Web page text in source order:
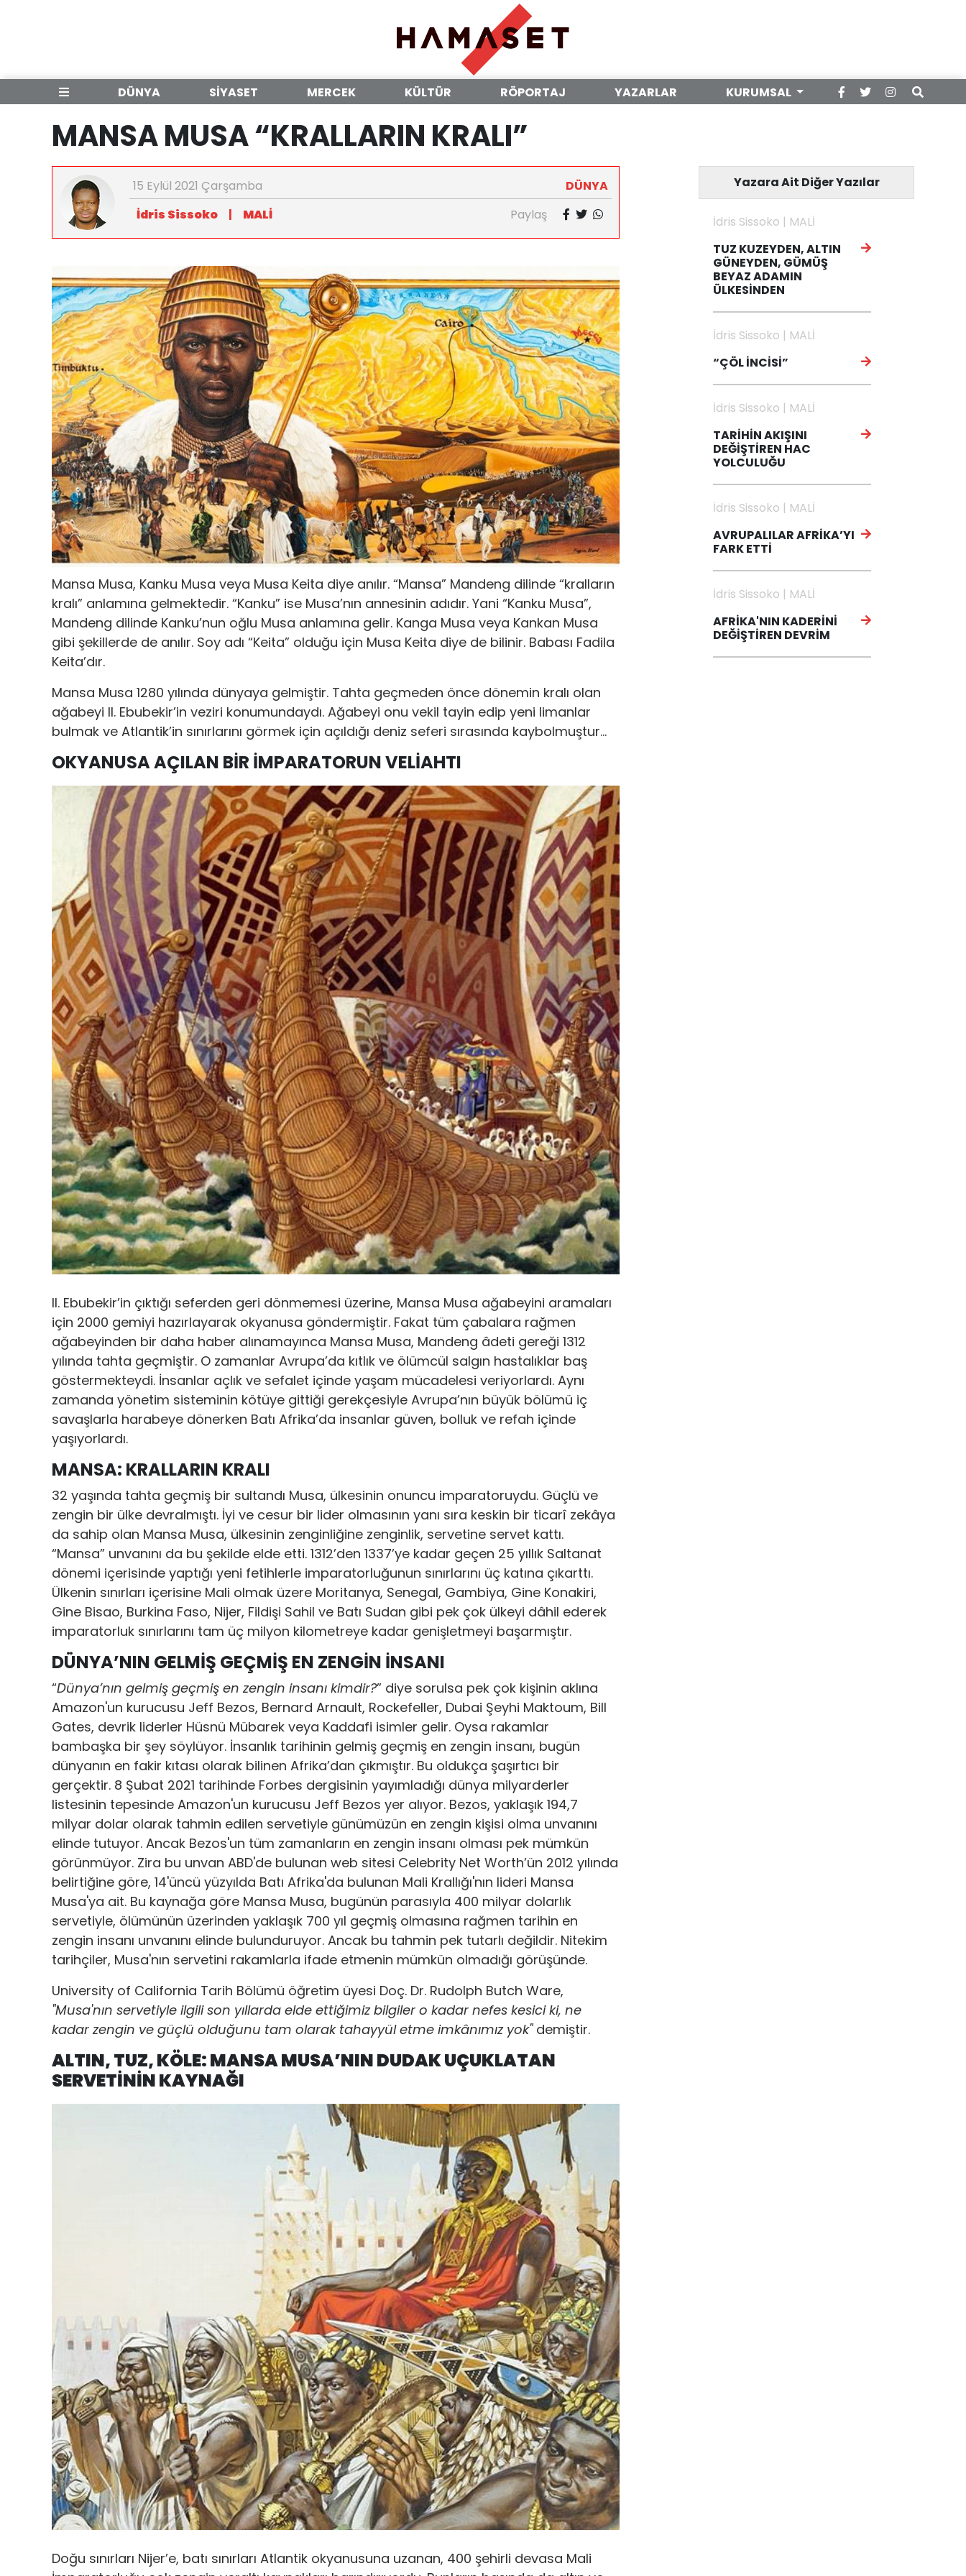
DÜNYA SİYASET MERCEK KÜLTÜR RÖPORTAJ YAZARLAR KURUMSAL
MANSA MUSA “KRALLARIN KRALI”
15 Eylül 2021 Çarşamba
DÜNYA
İdris Sissoko
| MALİ Paylaş
Mansa Musa, Kanku Musa veya Musa Keita diye anılır. “Mansa” Mandeng dilinde “kralların
kralı” anlamına gelmektedir. “Kanku” ise Musa’nın annesinin adıdır. Yani “Kanku Musa”,
Mandeng dilinde Kanku’nun oğlu Musa anlamına gelir. Kanga Musa veya Kankan Musa
gibi şekillerde de anılır. Soy adı “Keita” olduğu için Musa Keita diye de bilinir. Babası Fadila
Keita’dır.
Mansa Musa 1280 yılında dünyaya gelmiştir. Tahta geçmeden önce dönemin kralı olan
ağabeyi II. Ebubekir’in veziri konumundaydı. Ağabeyi onu vekil tayin edip yeni limanlar
bulmak ve Atlantik’in sınırlarını görmek için açıldığı deniz seferi sırasında kaybolmuştur...
OKYANUSA AÇILAN BİR İMPARATORUN VELİAHTI
II. Ebubekir’in çıktığı seferden geri dönmemesi üzerine, Mansa Musa ağabeyini aramaları
için 2000 gemiyi hazırlayarak okyanusa göndermiştir. Fakat tüm çabalara rağmen
ağabeyinden bir daha haber alınamayınca Mansa Musa, Mandeng âdeti gereği 1312
yılında tahta geçmiştir. O zamanlar Avrupa’da kıtlık ve ölümcül salgın hastalıklar baş
göstermekteydi. İnsanlar açlık ve sefalet içinde yaşam mücadelesi veriyorlardı. Aynı
zamanda yönetim sisteminin kötüye gittiği gerekçesiyle Avrupa’nın büyük bölümü iç
savaşlarla harabeye dönerken Batı Afrika’da insanlar güven, bolluk ve refah içinde
yaşıyorlardı.
MANSA: KRALLARIN KRALI
32 yaşında tahta geçmiş bir sultandı Musa, ülkesinin onuncu imparatoruydu. Güçlü ve
zengin bir ülke devralmıştı. İyi ve cesur bir lider olmasının yanı sıra keskin bir ticarî zekâya
da sahip olan Mansa Musa, ülkesinin zenginliğine zenginlik, servetine servet kattı.
“Mansa” unvanını da bu şekilde elde etti. 1312’den 1337’ye kadar geçen 25 yıllık Saltanat
dönemi içerisinde yaptığı yeni fetihlerle imparatorluğunun sınırlarını üç katına çıkarttı.
Ülkenin sınırları içerisine Mali olmak üzere Moritanya, Senegal, Gambiya, Gine Konakiri,
Gine Bisao, Burkina Faso, Nijer, Fildişi Sahil ve Batı Sudan gibi pek çok ülkeyi dâhil ederek
imparatorluk sınırlarını tam üç milyon kilometreye kadar genişletmeyi başarmıştır.
DÜNYA’NIN GELMİŞ GEÇMİŞ EN ZENGİN İNSANI
“Dünya’nın gelmiş geçmiş en zengin insanı kimdir?” diye sorulsa pek çok kişinin aklına
Amazon'un kurucusu Jeff Bezos, Bernard Arnault, Rockefeller, Dubai Şeyhi Maktoum, Bill
Gates, devrik liderler Hüsnü Mübarek veya Kaddafi isimler gelir. Oysa rakamlar
bambaşka bir şey söylüyor. İnsanlık tarihinin gelmiş geçmiş en zengin insanı, bugün
dünyanın en fakir kıtası olarak bilinen Afrika’dan çıkmıştır. Bu oldukça şaşırtıcı bir
gerçektir. 8 Şubat 2021 tarihinde Forbes dergisinin yayımladığı dünya milyarderler
listesinin tepesinde Amazon'un kurucusu Jeff Bezos yer alıyor. Bezos, yaklaşık 194,7
milyar dolar olarak tahmin edilen servetiyle günümüzün en zengin kişisi olma unvanını
elinde tutuyor. Ancak Bezos'un tüm zamanların en zengin insanı olması pek mümkün
görünmüyor. Zira bu unvan ABD'de bulunan web sitesi Celebrity Net Worth’ün 2012 yılında
belirtiğine göre, 14'üncü yüzyılda Batı Afrika'da bulunan Mali Krallığı'nın lideri Mansa
Musa'ya ait. Bu kaynağa göre Mansa Musa, bugünün parasıyla 400 milyar dolarlık
servetiyle, ölümünün üzerinden yaklaşık 700 yıl geçmiş olmasına rağmen tarihin en
zengin insanı unvanını elinde bulunduruyor. Ancak bu tahmin pek tutarlı değildir. Nitekim
tarihçiler, Musa'nın servetini rakamlarla ifade etmenin mümkün olmadığı görüşünde.
University of California Tarih Bölümü öğretim üyesi Doç. Dr. Rudolph Butch Ware,
"Musa'nın servetiyle ilgili son yıllarda elde ettiğimiz bilgiler o kadar nefes kesici ki, ne
kadar zengin ve güçlü olduğunu tam olarak tahayyül etme imkânımız yok" demiştir.
ALTIN, TUZ, KÖLE: MANSA MUSA’NIN DUDAK UÇUKLATAN
SERVETİNİN KAYNAĞI
Doğu sınırları Nijer’e, batı sınırları Atlantik okyanusuna uzanan, 400 şehirli devasa Mali
Yazara Ait Diğer Yazılar
İdris Sissoko | MALİ
TUZ KUZEYDEN, ALTIN
GÜNEYDEN, GÜMÜŞ
BEYAZ ADAMIN
ÜLKESİNDEN
İdris Sissoko | MALİ
“ÇÖL İNCİSİ”
İdris Sissoko | MALİ
TARİHİN AKIŞINI
DEĞİŞTİREN HAC
YOLCULUĞU
İdris Sissoko | MALİ
AVRUPALILAR AFRİKA’YI
FARK ETTİ
İdris Sissoko | MALİ
AFRİKA'NIN KADERİNİ
DEĞİŞTİREN DEVRİM